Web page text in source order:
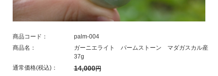
商品コード：
palm-004
商品名：
ガーニエライト パームストーン マダガスカル産
37g
通常価格(税込)：
14,000円